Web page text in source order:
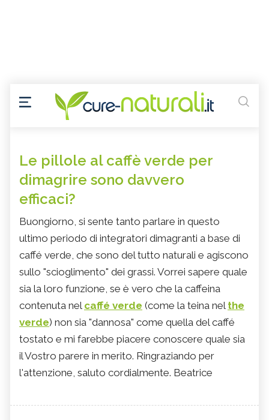
Le pillole al caffè verde per
dimagrire sono davvero
efficaci?
Buongiorno, si sente tanto parlare in questo
ultimo periodo di integratori dimagranti a base di
caffé verde, che sono del tutto naturali e agiscono
sullo "scioglimento" dei grassi. Vorrei sapere quale
sia la loro funzione, se è vero che la caffeina
contenuta nel caffé verde (come la teina nel the
verde) non sia "dannosa" come quella del caffé
tostato e mi farebbe piacere conoscere quale sia
il Vostro parere in merito. Ringraziando per
l'attenzione, saluto cordialmente. Beatrice